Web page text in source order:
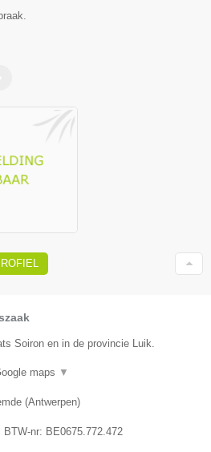
Soiron en in de provincie Luik.
maps ▼
(Antwerpen)
BTW-nr: BE0675.772.472